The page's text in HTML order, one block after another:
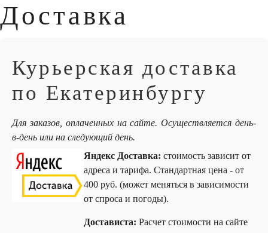
Доставка
Курьерская доставка
по Екатеринбургу
Для заказов, оплаченных на сайте. Осуществляется день-
в-день или на следующий день.
Яндекс Доставка: стоимость зависит от
адреса и тарифа. Стандартная цена - от
400 руб. (может меняться в зависимости
от спроса и погоды).
Достависта: Расчет стоимости на сайте